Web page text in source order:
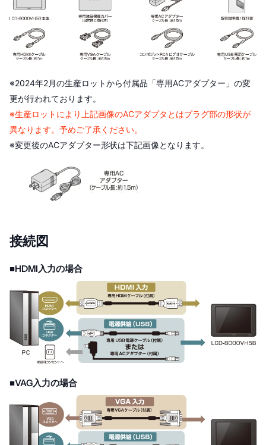
※2024年2月の生産ロットから付属品「専用ACアダプター」の変
更が行われております。
※生産ロットにより上記画像のACアダプタとはプラグ部の形状が
異なります。予めご了承ください。
※変更後のACアダプター形状は下記画像となります。
接続図
■HDMI入力の場合
■VAG入力の場合